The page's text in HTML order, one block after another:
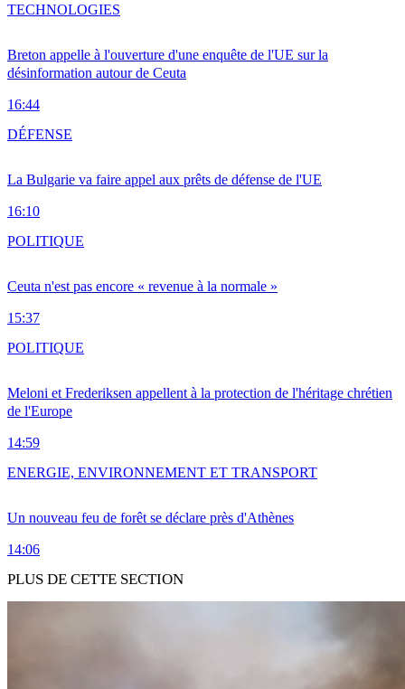
Breton appelle à l'ouverture d'une enquête de l'UE sur la
désinformation autour de Ceuta
16:44
TECHNOLOGIES
La Bulgarie va faire appel aux prêts de défense de l'UE
16:10
DÉFENSE
Ceuta n'est pas encore « revenue à la normale »
15:37
POLITIQUE
Meloni et Frederiksen appellent à la protection de l'héritage chrétien
de l'Europe
14:59
POLITIQUE
Un nouveau feu de forêt se déclare près d'Athènes
14:06
ENERGIE, ENVIRONNEMENT ET TRANSPORT
PLUS DE CETTE SECTION